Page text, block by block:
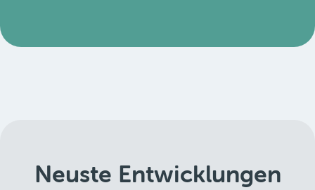
Neuste Entwicklungen